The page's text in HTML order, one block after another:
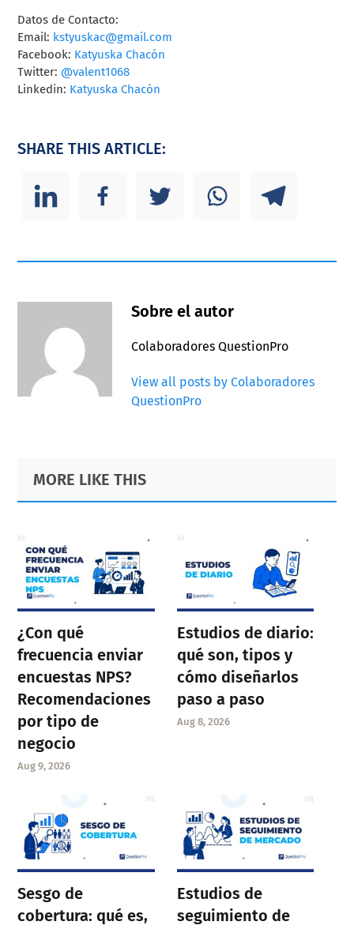
Datos de Contacto:
Email: kstyuskac@gmail.com
Facebook: Katyuska Chacón
Twitter: @valent1068
Linkedin: Katyuska Chacón
SHARE THIS ARTICLE:
Sobre el autor
Colaboradores QuestionPro
View all posts by Colaboradores
QuestionPro
Primary
Sidebar
Footer
MORE LIKE THIS
¿Con qué
frecuencia enviar
encuestas NPS?
Recomendaciones
por tipo de
negocio
Aug 9, 2026
Estudios de diario:
qué son, tipos y
cómo diseñarlos
paso a paso
Aug 8, 2026
Sesgo de
cobertura: qué es,
Estudios de
seguimiento de